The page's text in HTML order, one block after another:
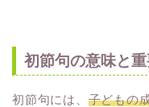
初節句の意味と
初節句には、 子どもの